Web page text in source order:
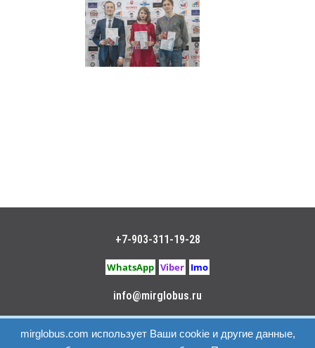
+7-903-311-19-28
WhatsApp Viber Imo
info@mirglobus.ru
Политика конфиденциальности|Пользовательское
mirglobus.com использует Ваши cookie и другие данные,